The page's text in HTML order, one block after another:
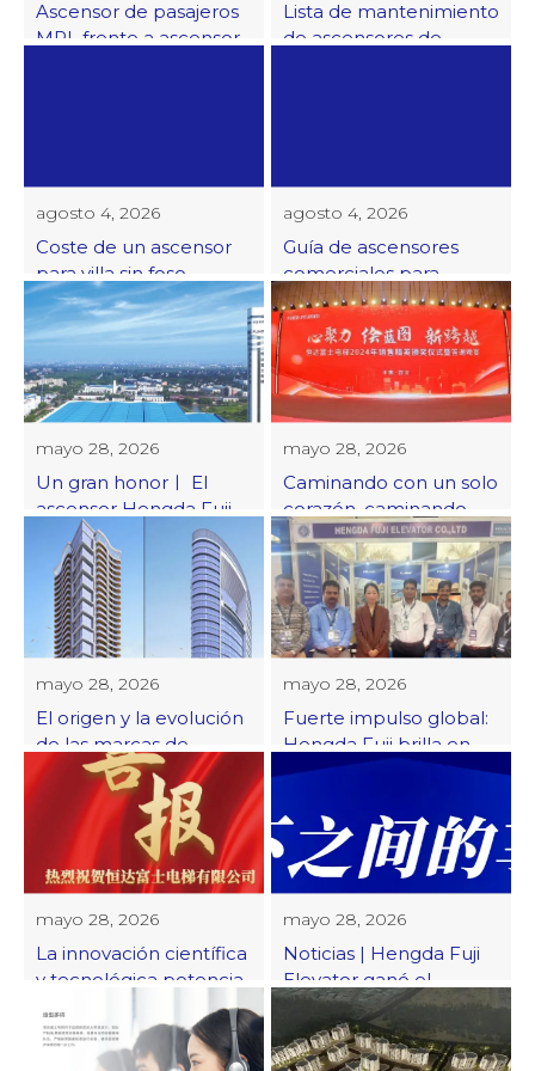
Ascensor de pasajeros
MRL frente a ascensor
Lista de mantenimiento
de ascensores de
agosto 4, 2026
Coste de un ascensor
para villa sin foso
agosto 4, 2026
Guía de ascensores
comerciales para
pasajeros
mayo 28, 2026
Un gran honorㅣ El
ascensor Hengda Fuji
fue aprobado como
nueva empresa
especializada y especial
en la provincia de
Zhejiang
mayo 28, 2026
Caminando con un solo
corazón, caminando
hacia el futuro 丨 ¡La
Conferencia de élites
de marketing global de
Hengda Fuji Elevator
2024 se celebró con
mayo 28, 2026
El origen y la evolución
de las marcas de
ascensores “Fuji” en
mayo 28, 2026
Fuerte impulso global:
Hengda Fuji brilla en
2024 Bangladesh
mayo 28, 2026
La innovación científica
y tecnológica potencia
una nueva tendencia |
El ascensor Hengda
Fuji ganó el premio al
mayo 28, 2026
Noticias | Hengda Fuji
Elevator ganó el
premio “Top 10 de
influencia de marca de
ascensores global de